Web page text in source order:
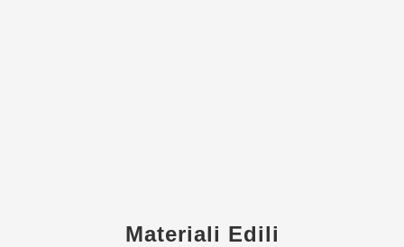
Materiali Edili